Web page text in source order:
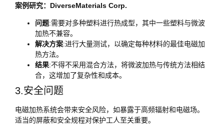
案例研究：DiverseMaterials Corp.
问题:需要对多种塑料进行热成型，其中一些塑料与微波
加热不兼容。
解决方案:进行大量测试，以确定每种材料的最佳电磁加
热方法。
结果:不得不采用混合方法，将微波加热与传统方法相结
合，这增加了复杂性和成本。
3.安全问题
电磁加热系统会带来安全风险，如暴露于高频辐射和电磁场。
适当的屏蔽和安全规程对保护工人至关重要。